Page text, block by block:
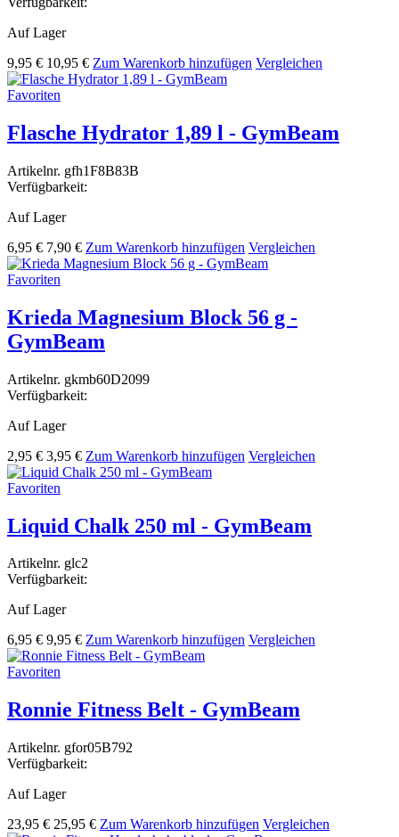
Auf Lager
9,95 € 10,95 € Zum Warenkorb hinzufügen Vergleichen
Favoriten
Flasche Hydrator 1,89 l - GymBeam
Artikelnr. gfh1F8B83B
Verfügbarkeit:
Auf Lager
6,95 € 7,90 € Zum Warenkorb hinzufügen Vergleichen
Favoriten
Krieda Magnesium Block 56 g -
GymBeam
Artikelnr. gkmb60D2099
Verfügbarkeit:
Auf Lager
2,95 € 3,95 € Zum Warenkorb hinzufügen Vergleichen
Favoriten
Liquid Chalk 250 ml - GymBeam
Artikelnr. glc2
Verfügbarkeit:
Auf Lager
6,95 € 9,95 € Zum Warenkorb hinzufügen Vergleichen
Favoriten
Ronnie Fitness Belt - GymBeam
Artikelnr. gfor05B792
Verfügbarkeit:
Auf Lager
23,95 € 25,95 € Zum Warenkorb hinzufügen Vergleichen